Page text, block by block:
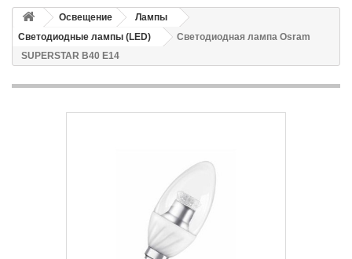
Освещение
Лампы
Светодиодные лампы (LED)
Светодиодная лампа Osram
SUPERSTAR B40 E14